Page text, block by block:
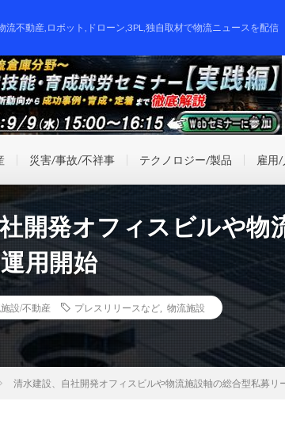
流不動産,ロボット,ドローン,3PL,独自取材で物流ニュースを配信
災害/事故/不祥事 テクノロジー/製品 雇用
開発オフィスビルや物
用開始
設/不動産 プレスリリースなど 物流施設
清水建設、自社開発オフィスビルや物流施設軸の総合型私募リ